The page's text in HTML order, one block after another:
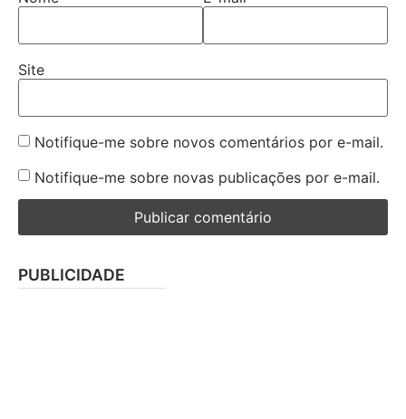
Site
Notifique-me sobre novos comentários por e-mail.
Notifique-me sobre novas publicações por e-mail.
PUBLICIDADE